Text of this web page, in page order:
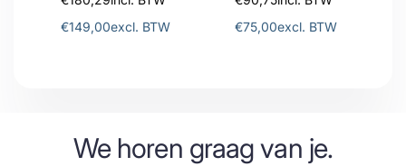
€149,00excl. BTW
€75,00excl. BTW
We horen graag van je.